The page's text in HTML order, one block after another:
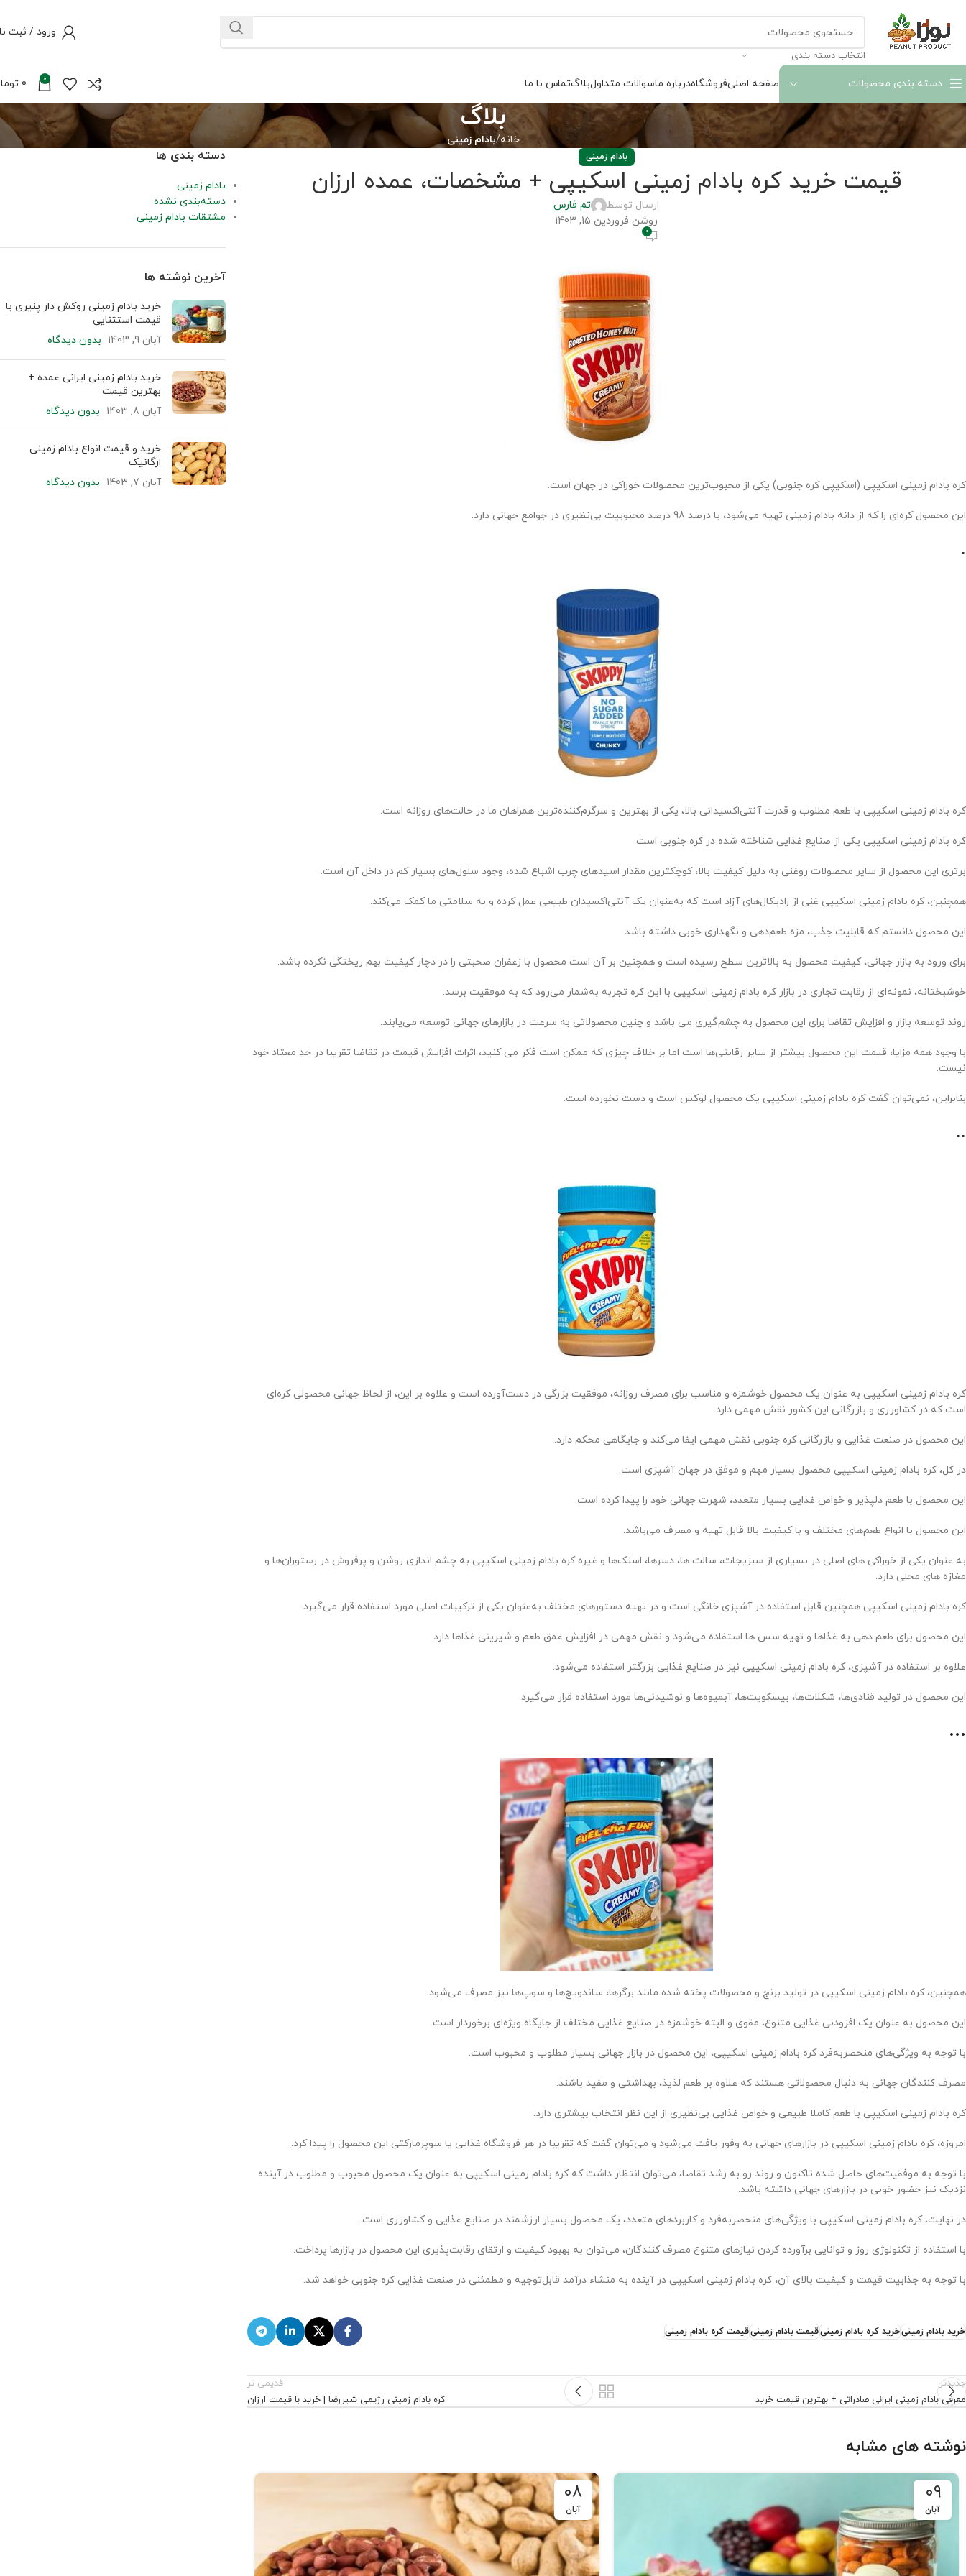
انتخاب دسته بندی
ورود / ثبت
دسته بندی محصولات صفحه اصلیفروشگاهدرباره ماسوالات متداولبلاگتماس با ما 0
0
بلاگ
خانه بادام زمینی
بادام زمینی
قیمت خرید کره بادام زمینی اسکیپی + مشخصات، عمده ارزان
ارسال توسط
تم فارس
روشن فروردین 15, 1403
0
کره بادام زمینی اسکیپی (اسکیپی کره جنوبی) یکی از محبوب‌ترین محصولات خوراکی در جهان است.
این محصول کره‌ای را که از دانه بادام زمینی تهیه می‌شود، با درصد 98 درصد محبوبیت بی‌نظیری در جوامع جهانی دارد.
.
کره بادام زمینی اسکیپی با طعم مطلوب و قدرت آنتی‌اکسیدانی بالا، یکی از بهترین و سرگرم‌کننده‌ترین همراهان ما در حالت‌های روزانه است.
کره بادام زمینی اسکیپی یکی از صنایع غذایی شناخته شده در کره جنوبی است.
برتری این محصول از سایر محصولات روغنی به دلیل کیفیت بالا، کوچکترین مقدار اسیدهای چرب اشباع شده، وجود سلول‌های بسیار کم در داخل آن است.
همچنین، کره بادام زمینی اسکیپی غنی از رادیکال‌های آزاد است که به‌عنوان یک آنتی‌اکسیدان طبیعی عمل کرده و به سلامتی ما کمک می‌کند.
این محصول دانستم که قابلیت جذب، مزه طعم‌دهی و نگهداری خوبی داشته باشد.
برای ورود به بازار جهانی، کیفیت محصول به بالاترین سطح رسیده است و همچنین بر آن است محصول با زعفران صحبتی را در دچار کیفیت بهم ریختگی نکرده باشد.
خوشبختانه، نمونه‌ای از رقابت تجاری در بازار کره بادام زمینی اسکیپی با این کره تجربه به‌شمار می‌رود که به موفقیت برسد.
روند توسعه بازار و افزایش تقاضا برای این محصول به چشم‌گیری می باشد و چنین محصولاتی به سرعت در بازارهای جهانی توسعه می‌یابند.
با وجود همه مزایا، قیمت این محصول بیشتر از سایر رقابتی‌ها است اما بر خلاف چیزی که ممکن است فکر می کنید، اثرات افزایش قیمت در تقاضا تقریبا در حد معتاد خود
نیست.
بنابراین، نمی‌توان گفت کره بادام زمینی اسکیپی یک محصول لوکس است و دست نخورده است.
..
کره بادام زمینی اسکیپی به عنوان یک محصول خوشمزه و مناسب برای مصرف روزانه، موفقیت بزرگی در دست‌آورده است و علاوه بر این، از لحاظ جهانی محصولی کره‌ای
است که در کشاورزی و بازرگانی این کشور نقش مهمی دارد.
این محصول در صنعت غذایی و بازرگانی کره جنوبی نقش مهمی ایفا می‌کند و جایگاهی محکم دارد.
در کل، کره بادام زمینی اسکیپی محصول بسیار مهم و موفق در جهان آشپزی است.
این محصول با طعم دلپذیر و خواص غذایی بسیار متعدد، شهرت جهانی خود را پیدا کرده است.
این محصول با انواع طعم‌های مختلف و با کیفیت بالا قابل تهیه و مصرف می‌باشد.
به عنوان یکی از خوراکی های اصلی در بسیاری از سبزیجات، سالت ها، دسرها، اسنک‌ها و غیره کره بادام زمینی اسکیپی به چشم اندازی روشن و پرفروش در رستوران‌ها و
مغازه های محلی دارد.
کره بادام زمینی اسکیپی همچنین قابل استفاده در آشپزی خانگی است و در تهیه دستورهای مختلف به‌عنوان یکی از ترکیبات اصلی مورد استفاده قرار می‌گیرد.
این محصول برای طعم دهی به غذاها و تهیه سس ها استفاده می‌شود و نقش مهمی در افزایش عمق طعم و شیرینی غذاها دارد.
علاوه بر استفاده در آشپزی، کره بادام زمینی اسکیپی نیز در صنایع غذایی بزرگتر استفاده می‌شود.
این محصول در تولید قنادی‌ها، شکلات‌ها، بیسکویت‌ها، آبمیوه‌ها و نوشیدنی‌ها مورد استفاده قرار می‌گیرد.
…
همچنین، کره بادام زمینی اسکیپی در تولید برنج و محصولات پخته شده مانند برگرها، ساندویچ‌ها و سوپ‌ها نیز مصرف می‌شود.
این محصول به عنوان یک افزودنی غذایی متنوع، مقوی و البته خوشمزه در صنایع غذایی مختلف از جایگاه ویژه‌ای برخوردار است.
با توجه به ویژگی‌های منحصربه‌فرد کره بادام زمینی اسکیپی، این محصول در بازار جهانی بسیار مطلوب و محبوب است.
مصرف کنندگان جهانی به دنبال محصولاتی هستند که علاوه بر طعم لذیذ، بهداشتی و مفید باشند.
کره بادام زمینی اسکیپی با طعم کاملا طبیعی و خواص غذایی بی‌نظیری از این نظر انتخاب بیشتری دارد.
امروزه، کره بادام زمینی اسکیپی در بازارهای جهانی به وفور یافت می‌شود و می‌توان گفت که تقریبا در هر فروشگاه غذایی یا سوپرمارکتی این محصول را پیدا کرد.
با توجه به موفقیت‌های حاصل شده تاکنون و روند رو به رشد تقاضا، می‌توان انتظار داشت که کره بادام زمینی اسکیپی به عنوان یک محصول محبوب و مطلوب در آینده
نزدیک نیز حضور خوبی در بازارهای جهانی داشته باشد.
در نهایت، کره بادام زمینی اسکیپی با ویژگی‌های منحصربه‌فرد و کاربردهای متعدد، یک محصول بسیار ارزشمند در صنایع غذایی و کشاورزی است.
با استفاده از تکنولوژی روز و توانایی برآورده کردن نیازهای متنوع مصرف کنندگان، می‌توان به بهبود کیفیت و ارتقای رقابت‌پذیری این محصول در بازارها پرداخت.
با توجه به جذابیت قیمت و کیفیت بالای آن، کره بادام زمینی اسکیپی در آینده به منشاء درآمد قابل‌توجیه و مطمئنی در صنعت غذایی کره جنوبی خواهد شد.
خرید بادام زمینیخرید کره بادام زمینیقیمت بادام زمینیقیمت کره بادام زمینی
جدیدتر
معرفی بادام زمینی ایرانی صادراتی + بهترین قیمت خرید
قدیمی تر
کره بادام زمینی رژیمی شیررضا | خرید با قیمت ارزان
نوشته های مشابه
۰۹
آبان
۰۸
آبان
دسته بندی ها
بادام زمینی
دسته‌بندی نشده
مشتقات بادام زمینی
آخرین نوشته ها
خرید بادام زمینی روکش دار پنیری با
قیمت استثنایی
آبان 9, 1403
بدون دیدگاه
خرید بادام زمینی ایرانی عمده +
بهترین قیمت
آبان 8, 1403
بدون دیدگاه
خرید و قیمت انواع بادام زمینی
ارگانیک
آبان 7, 1403
بدون دیدگاه